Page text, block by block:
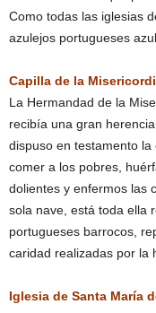
Como todas las iglesias
azulejos portugueses
Capilla de la
La Hermandad de la
recibía una gran
dispuso en testamento
comer a los pobres,
dolientes y enfermos las
sola nave, está toda ella
portugueses barrocos,
caridad realizadas por la
Iglesia de Santa María